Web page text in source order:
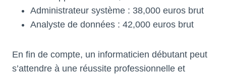
Administrateur système : 38,000 euros brut
Analyste de données : 42,000 euros brut
En fin de compte, un informaticien débutant peut
s’attendre à une réussite professionnelle et